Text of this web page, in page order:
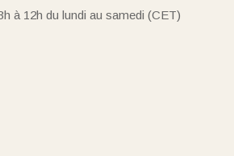
à 12h du lundi au samedi (CET)